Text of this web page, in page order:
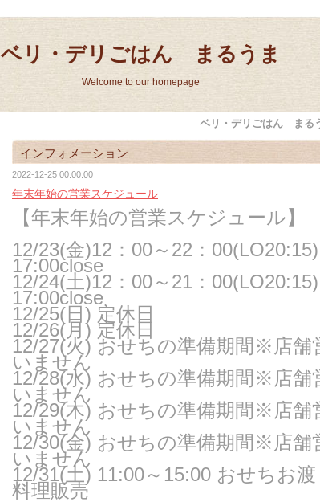
ベリ・デリごはん まるうま
Welcome to our homepage
ベリ・デリごはん まる
インフォメーション
2022-12-25 00:00:00
年末年始の営業スケジュール
【年末年始の営業スケジュール】
12/23(金)12：00～22：
17:00close
12/24(土)12：00～21：
17:00close
12/25(日) 定休日
12/26(月) 定休日
12/27(火) おせちの準備期間※店舗
いません
12/28(水) おせちの準備期間※店舗
いません
12/29(木) おせちの準備期間※店舗
いません
12/30(金) おせちの準備期間※店舗
いません
12/31(土) 11:00～15:00 おせちお
料理販売